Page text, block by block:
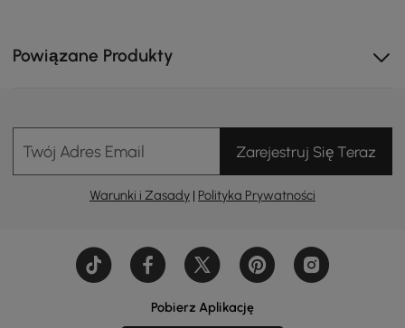
Powiązane Produkty
Twój Adres Email Zarejestruj Się Teraz
Warunki i Zasady | Polityka Prywatności
Pobierz Aplikację